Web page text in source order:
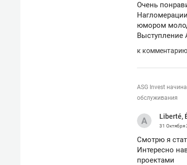
Очень
юмором
к комментарию
ASG Invest
обслуживания
Liberté,
31 Октября
Смотрю я
Интересно
проектами
Как ГК «МИР ГРУПП» и ВТБ
создают оазис жилого